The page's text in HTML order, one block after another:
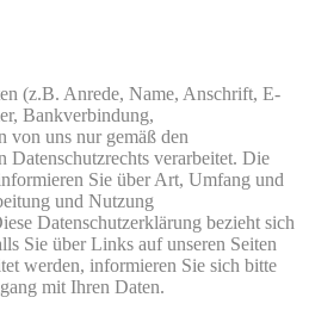
(z.B. Anrede, Name, Anschrift, E-
Bankverbindung,
von uns nur gemäß den
Datenschutzrechts verarbeitet. Die
Sie über Art, Umfang und
und Nutzung
Datenschutzerklärung bezieht sich
Sie über Links auf unseren Seiten
werden, informieren Sie sich bitte
mit Ihren Daten.